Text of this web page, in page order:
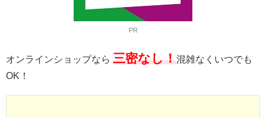
PR
オンラインショップなら 三密なし！混雑なくいつでも
OK！